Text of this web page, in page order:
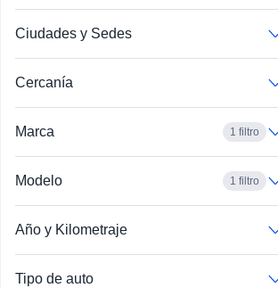
Ciudades y Sedes
Cercanía
Marca 1 filtro
Modelo 1 filtro
Año y Kilometraje
Tipo de auto